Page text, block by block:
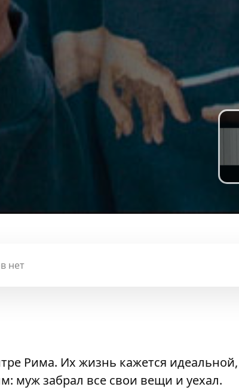
нет
Рима. Их жизнь кажется идеальной,
муж забрал все свои вещи и уехал.